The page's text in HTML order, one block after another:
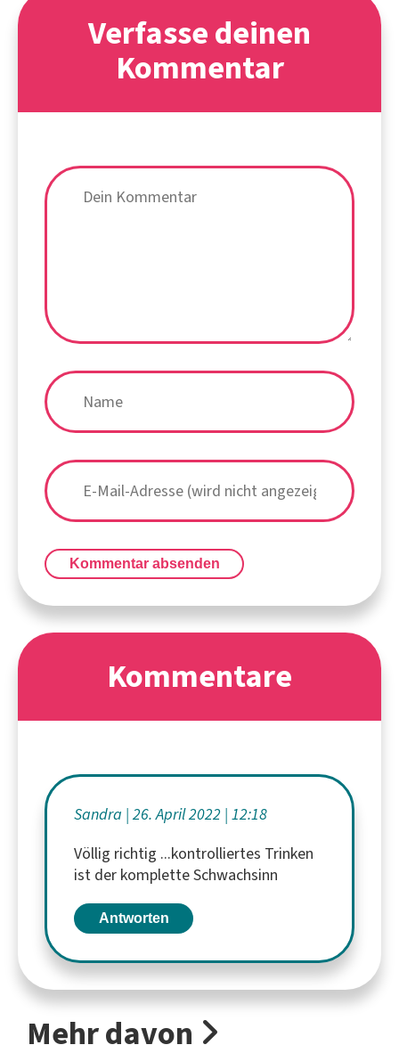
Verfasse deinen
Kommentar
Kommentar absenden
Kommentare
Sandra 26. April 2022 12:18
Völlig richtig ...kontrolliertes Trinken
ist der komplette Schwachsinn
Antworten
Mehr davon